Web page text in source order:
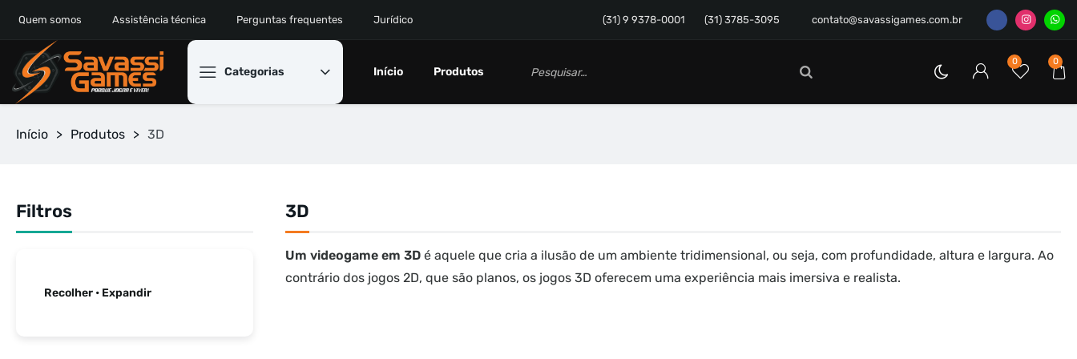
contato@savassigames.com.br
(31) 9 9378-0001 (31) 3785-3095
Quem somos Assistência técnica Perguntas frequentes Jurídico
Categorias
0
0
Início Produtos
Início > Produtos > 3D
3D
Um videogame em 3D é aquele que cria a ilusão de um ambiente tridimensional, ou seja, com profundidade, altura e largura. Ao
contrário dos jogos 2D, que são planos, os jogos 3D oferecem uma experiência mais imersiva e realista.
Filtros
Recolher • Expandir